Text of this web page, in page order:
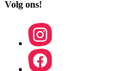
Volg ons!